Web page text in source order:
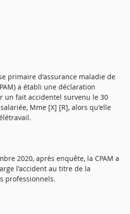
primaire d'assurance maladie de
a établi une déclaration
un fait accidentel survenu le 30
Mme [X] [R], alors qu'elle
2020, après enquête, la CPAM a
l'accident au titre de la
professionnels.